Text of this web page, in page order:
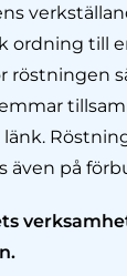
ordning till
röstningen
även på